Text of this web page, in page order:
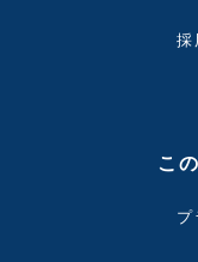
採
こ
プ